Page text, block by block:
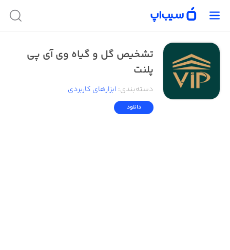
تشخیص گل و گیاه وی آی پی
پلنت
دسته‌بندی: ابزار‌های کاربردی
دانلود